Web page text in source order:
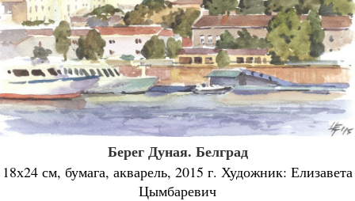
Берег Дуная. Белград
18х24 см, бумага, акварель, 2015 г. Художник: Елизавета
Цымбаревич